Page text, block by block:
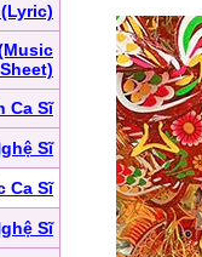
Sheet)
Ca Sĩ
Sĩ
Ca Sĩ
Sĩ